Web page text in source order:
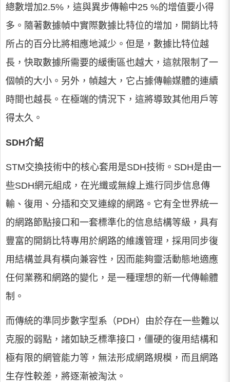
總數增加2.5%，這與異步傳輸中25 %的增值要小得
多。隨著數據幀中實際數據比特位的增加，開銷比特
所占的百分比將相應地減少。但是，數據比特位越
長，快取數據所需要的緩衝區也越大，這就限制了一
個幀的大小。另外，幀越大，它占據傳輸媒體的連續
時間也越長。在極端的情況下，這將導致其他用戶等
得太久。
SDH介紹
STM交換技術中的核心套用是SDH技術。SDH是由一
些SDH網元組成，在光纖或無線上進行同步信息傳
輸、復用、分插和交叉連線的網路。它有全世界統一
的網路節點接口和一套標準化的信息結構等級，具有
豐富的開銷比特專用於網路的維護管理，採用同步復
用結構並具有橫向兼容性，因而能夠靈活動態地適應
任何業務和網路的變化，是一種理想的新一代傳輸體
制。
而傳統的準同步數字型系（PDH）由於存在一些難以
克服的弱點，諸如缺乏標準接口，僵硬的復用結構和
極有限的網管能力等，無法形成網路規模，而且網路
生存性較差，將逐漸被淘汰。